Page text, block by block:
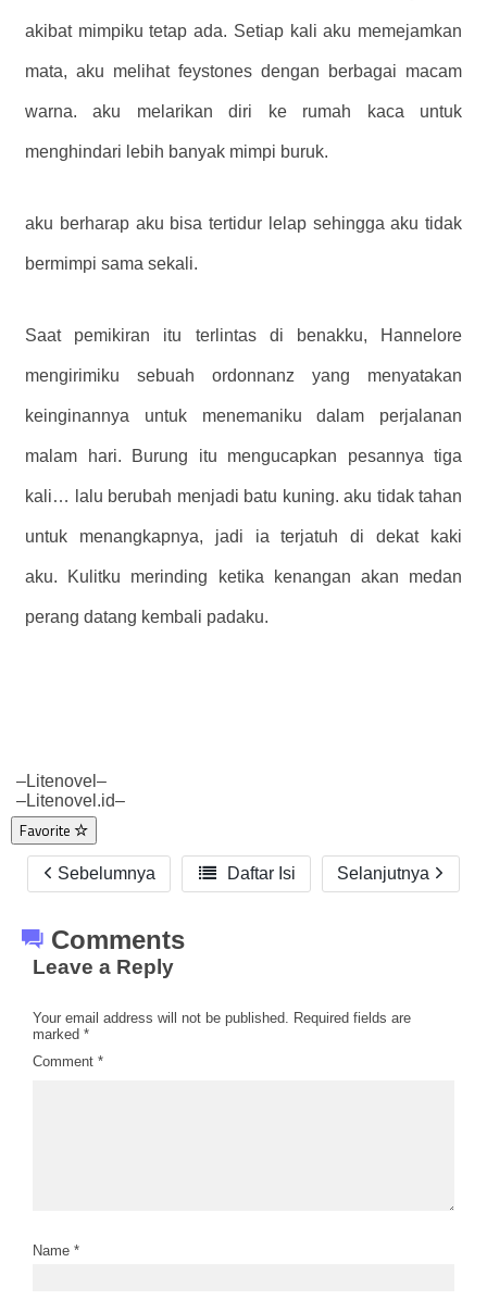
akibat mimpiku tetap ada. Setiap kali aku memejamkan
mata, aku melihat feystones dengan berbagai macam
warna. aku melarikan diri ke rumah kaca untuk
menghindari lebih banyak mimpi buruk.
aku berharap aku bisa tertidur lelap sehingga aku tidak
bermimpi sama sekali.
Saat pemikiran itu terlintas di benakku, Hannelore
mengirimiku sebuah ordonnanz yang menyatakan
keinginannya untuk menemaniku dalam perjalanan
malam hari. Burung itu mengucapkan pesannya tiga
kali… lalu berubah menjadi batu kuning. aku tidak tahan
untuk menangkapnya, jadi ia terjatuh di dekat kaki
aku. Kulitku merinding ketika kenangan akan medan
perang datang kembali padaku.
–Litenovel–
–Litenovel.id–
Favorite
Sebelumnya  Daftar Isi Selanjutnya
Comments
Leave a Reply
Your email address will not be published. Required fields are
marked *
Comment *
Name *